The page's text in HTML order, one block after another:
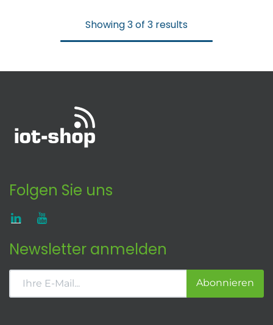
Showing 3 of 3 results
Folgen Sie uns
Newsletter anmelden
Abonnieren